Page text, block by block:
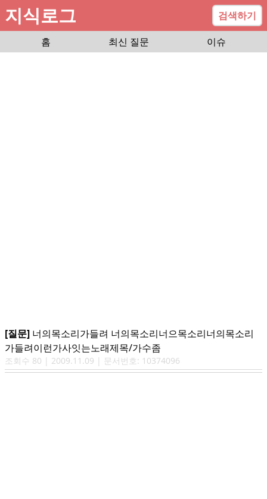
지식로그
검색하기
홈
최신 질문 이슈
[질문] 너의목소리가들려 너의목소리너으목소리너의목소리
가들려이런가사잇는노래제목/가수좀
조회수 80 | 2009.11.09 | 문서번호: 10374096